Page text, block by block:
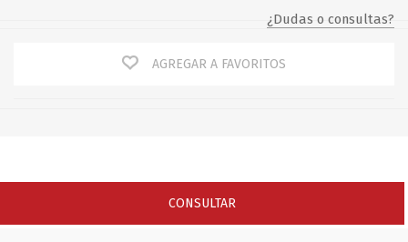
¿Dudas o consultas?
AGREGAR A FAVORITOS
CONSULTAR